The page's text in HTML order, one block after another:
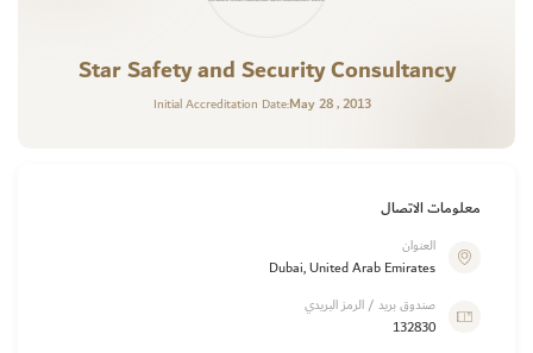
Star Safety and Security Consultancy
Initial Accreditation Date:May 28 , 2013
معلومات الاتصال
العنوان
Dubai, United Arab Emirates
صندوق بريد / الرمز البريدي
132830